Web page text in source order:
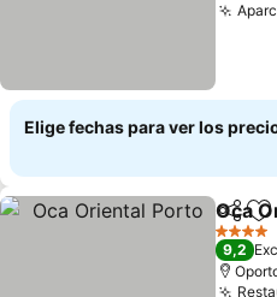
Elige fechas para ver los
Oca
4 Estrellas
9,2